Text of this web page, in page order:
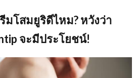
มโสมยูริดีไหม? หวังว่า
จะมีประโยชน์!